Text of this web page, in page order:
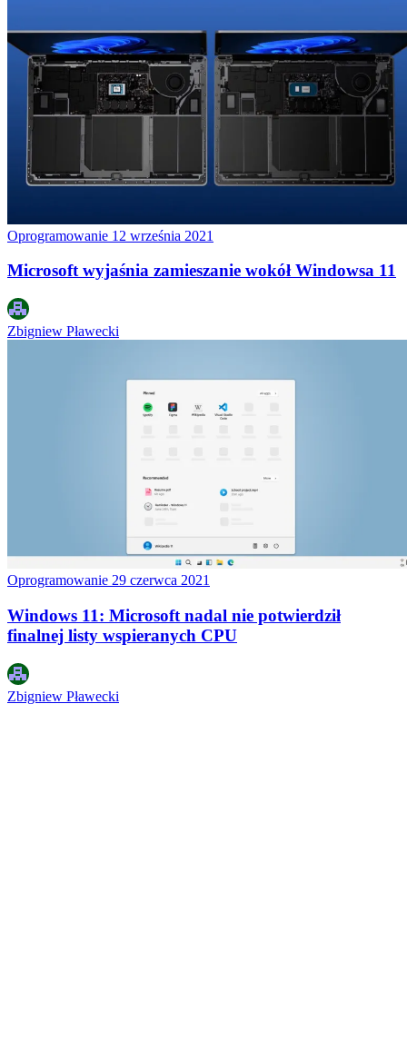
Oprogramowanie 12 września 2021
Microsoft wyjaśnia zamieszanie wokół Windowsa 11
Zbigniew Pławecki
Oprogramowanie 29 czerwca 2021
Windows 11: Microsoft nadal nie potwierdził
finalnej listy wspieranych CPU
Zbigniew Pławecki